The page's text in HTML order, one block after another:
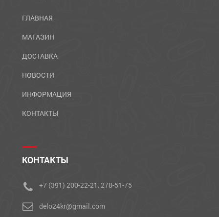
ГЛАВНАЯ
МАГАЗИН
ДОСТАВКА
НОВОСТИ
ИНФОРМАЦИЯ
КОНТАКТЫ
КОНТАКТЫ
+7 (391) 200-22-21, 278-51-75
delo24kr@gmail.com